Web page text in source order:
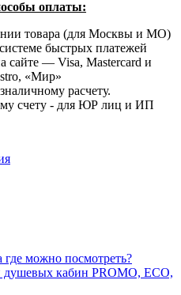
оплаты:
товара (для Москвы и МО)
быстрых платежей
сайте — Visa, Mastercard и
«Мир»
расчету.
счету - для ЮР лиц и ИП
можно посмотреть?
душевых кабин PROMO, ECO,